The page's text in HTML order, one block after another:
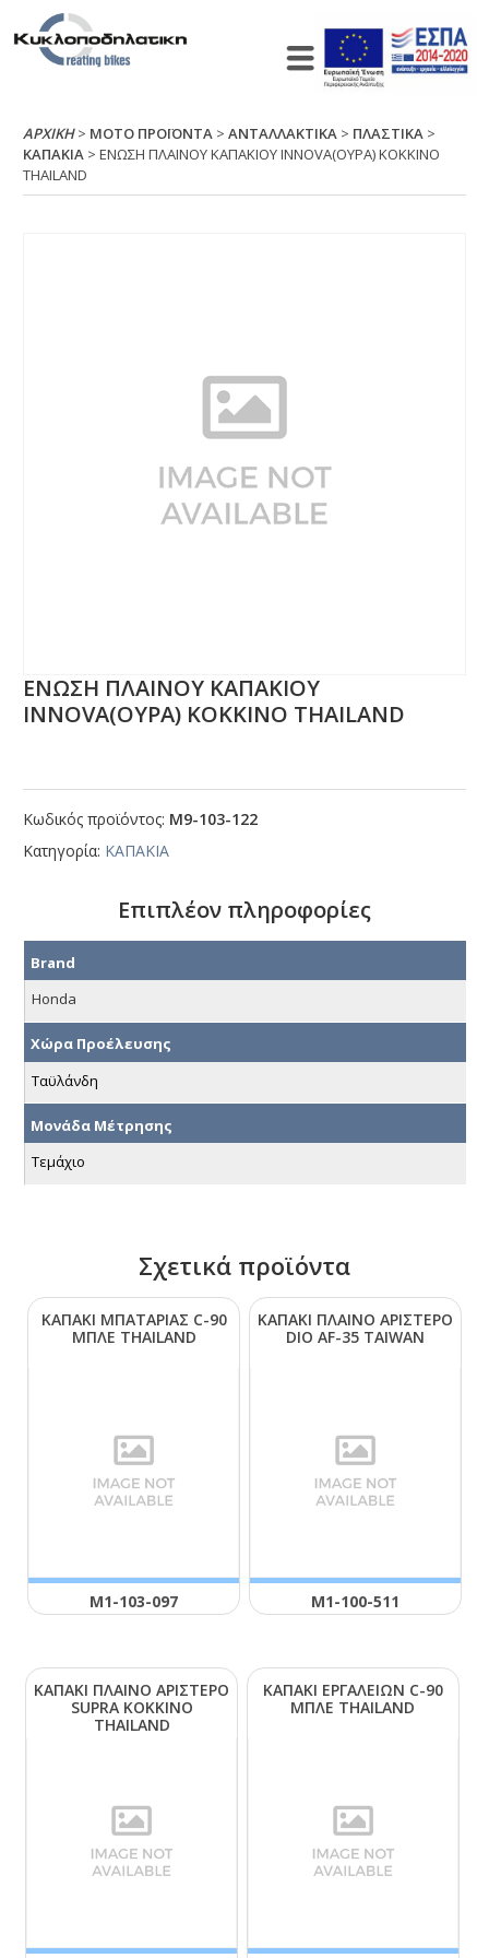
ΑΡΧΙΚΉ> ΜΟΤΟ ΠΡΟΪΟΝΤΑ >ΑΝΤΑΛΛΑΚΤΙΚΑ > ΠΛΑΣΤΙΚΑ >
ΚΑΠΑΚΙΑ > ΕΝΩΣΗ ΠΛΑΙΝΟΥ ΚΑΠΑΚΙΟΥ ΙΝΝΟVΑ(ΟΥΡΑ) ΚΟΚΚΙΝΟ
ΤΗΑΙLΑΝD
ΕΝΩΣΗ ΠΛΑΙΝΟΥ ΚΑΠΑΚΙΟΥ
ΙΝΝΟVΑ(ΟΥΡΑ) ΚΟΚΚΙΝΟ ΤΗΑΙLΑΝD
Κωδικός προϊόντος: Μ9-103-122
Κατηγορία: ΚΑΠΑΚΙΑ
Επιπλέον πληροφορίες
Brand
Honda
Χώρα Προέλευσης
Ταϋλάνδη
Μονάδα Μέτρησης
Τεμάχιο
Σχετικά προϊόντα
ΚΑΠΑΚΙ ΜΠΑΤΑΡΙΑΣ C-90
ΜΠΛΕ ΤΗΑΙLΑΝD
Μ1-103-097
ΚΑΠΑΚΙ ΠΛΑΙΝΟ ΑΡΙΣΤΕΡΟ
DΙΟ ΑF-35 ΤΑΙWΑΝ
Μ1-100-511
ΚΑΠΑΚΙ ΠΛΑΙΝΟ ΑΡΙΣΤΕΡΟ
SUΡRΑ ΚΟΚΚΙΝΟ
ΤΗΑΙLΑΝD
ΚΑΠΑΚΙ ΕΡΓΑΛΕΙΩΝ C-90
ΜΠΛΕ ΤΗΑΙLΑΝD